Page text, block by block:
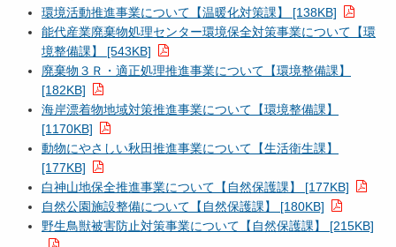
環境活動推進事業について【温暖化対策課】 [138KB]
能代産業廃棄物処理センター環境保全対策事業について【環
境整備課】 [543KB]
廃棄物３Ｒ・適正処理推進事業について【環境整備課】
[182KB]
海岸漂着物地域対策推進事業について【環境整備課】
[1170KB]
動物にやさしい秋田推進事業について【生活衛生課】
[177KB]
白神山地保全推進事業について【自然保護課】 [177KB]
自然公園施設整備について【自然保護課】 [180KB]
野生鳥獣被害防止対策事業について【自然保護課】 [215KB]